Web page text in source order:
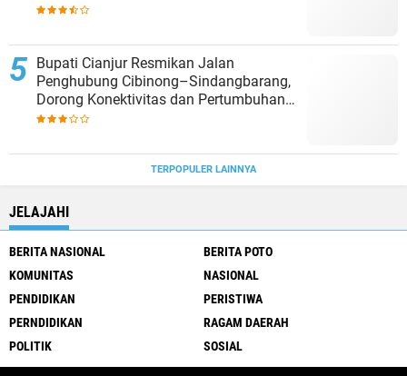
Bupati Cianjur Resmikan Jalan
Penghubung Cibinong–Sindangbarang,
Dorong Konektivitas dan Pertumbuhan
Ekonomi Cianjur Selatan
TERPOPULER LAINNYA
JELAJAHI
BERITA NASIONAL
BERITA POTO
KOMUNITAS
NASIONAL
PENDIDIKAN
PERISTIWA
PERNDIDIKAN
RAGAM DAERAH
POLITIK
SOSIAL